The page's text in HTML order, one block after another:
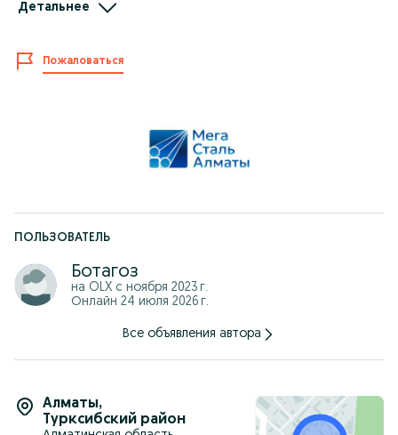
- Стандарт: ГОСТ
- Длина: 6 / 12 м (возможна резка)
* Складское наличие
! Звоните — рассчитаем объём и подберём нужное сечение
Детальнее
Пожаловаться
ПОЛЬЗОВАТЕЛЬ
Ботагоз
на OLX с ноября 2023 г.
Онлайн 24 июля 2026 г.
Все объявления автора
Алматы,
Турксибский район